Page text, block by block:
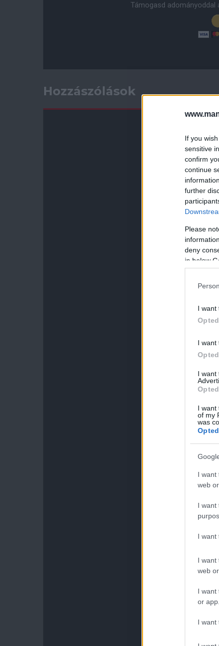
If you
sensitive
confirm
continue
further
Please
deny
in below
I want
I want
I want
I want
of my
was
I want
web
I want
I want
I want
web
I want
or app.
I want
Támogasd adományoddal
Hozzászólások